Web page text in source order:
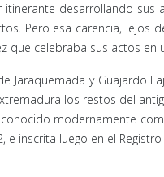
desarrollando
Pero esa carencia,
que celebraba sus actos en
Jaraquemada y Guajardo
los restos del
modernamente
e inscrita luego en el